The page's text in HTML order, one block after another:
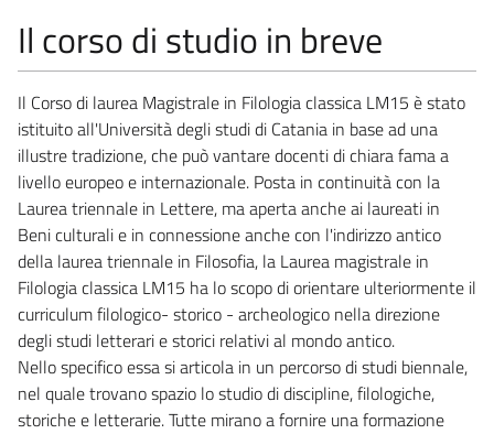
Il corso di studio in breve
Il Corso di laurea Magistrale in Filologia classica LM15 è stato
istituito all'Università degli studi di Catania in base ad una
illustre tradizione, che può vantare docenti di chiara fama a
livello europeo e internazionale. Posta in continuità con la
Laurea triennale in Lettere, ma aperta anche ai laureati in
Beni culturali e in connessione anche con l'indirizzo antico
della laurea triennale in Filosofia, la Laurea magistrale in
Filologia classica LM15 ha lo scopo di orientare ulteriormente il
curriculum filologico- storico - archeologico nella direzione
degli studi letterari e storici relativi al mondo antico.
Nello specifico essa si articola in un percorso di studi biennale,
nel quale trovano spazio lo studio di discipline, filologiche,
storiche e letterarie. Tutte mirano a fornire una formazione